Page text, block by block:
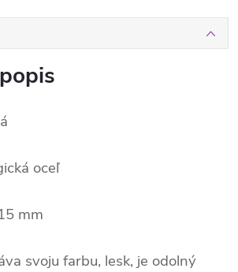
oceľ
mm
svoju farbu, lesk, je odolný